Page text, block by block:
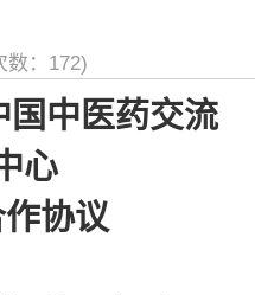
： 172)
国中医药交流
心
协议